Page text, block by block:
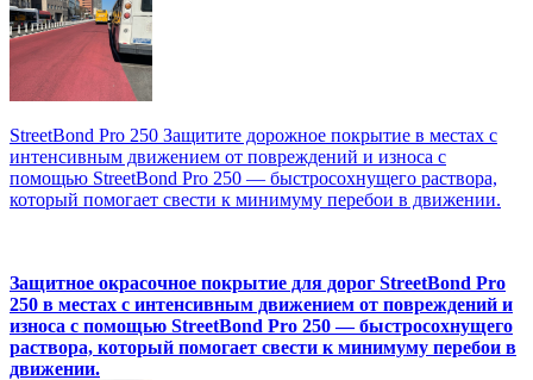
StreetBond Pro 250 Защитите дорожное покрытие в местах с
интенсивным движением от повреждений и износа с
помощью StreetBond Pro 250 — быстросохнущего раствора,
который помогает свести к минимуму перебои в движении.
Защитное окрасочное покрытие для дорог StreetBond Pro
250 в местах с интенсивным движением от повреждений и
износа с помощью StreetBond Pro 250 — быстросохнущего
раствора, который помогает свести к минимуму перебои в
движении.